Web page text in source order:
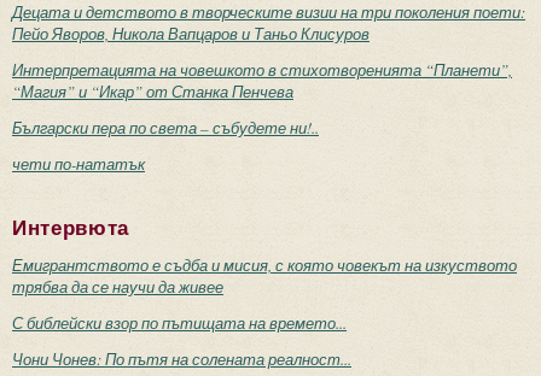
Децата и детството в творческите визии на три поколения поети:
Пейо Яворов, Никола Вапцаров и Таньо Клисуров
Интерпретацията на човешкото в стихотворенията “Планети”,
“Магия” и “Икар” от Станка Пенчева
Български пера по света – събудете ни!..
чети по-нататък
Интервюта
Емигрантството е съдба и мисия, с която човекът на изкуството
трябва да се научи да живее
С библейски взор по пътищата на времето...
Чони Чонев: По пътя на солената реалност...